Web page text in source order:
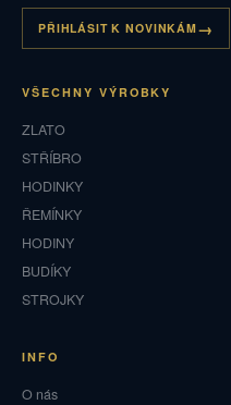
PŘIHLÁSIT K NOVINKÁM
VŠECHNY VÝROBKY
ZLATO
STŘÍBRO
HODINKY
ŘEMÍNKY
HODINY
BUDÍKY
STROJKY
INFO
O nás